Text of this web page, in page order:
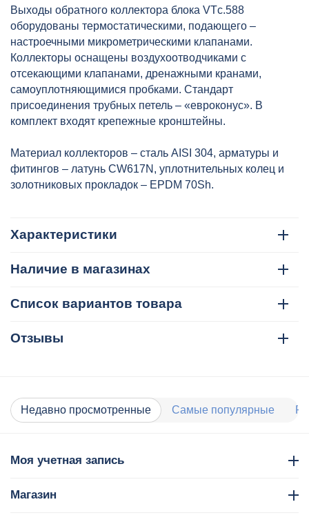
Выходы обратного коллектора блока VTс.588
оборудованы термостатическими, подающего –
настроечными микрометрическими клапанами.
Коллекторы оснащены воздухоотводчиками с
отсекающими клапанами, дренажными кранами,
самоуплотняющимися пробками. Стандарт
присоединения трубных петель – «евроконус». В
комплект входят крепежные кронштейны.
Материал коллекторов – сталь AISI 304, арматуры и
фитингов – латунь CW617N, уплотнительных колец и
золотниковых прокладок – EPDM 70Sh.
Характеристики
Наличие в магазинах
Список вариантов товара
Отзывы
Недавно просмотренные Самые популярные
Моя учетная запись
Магазин